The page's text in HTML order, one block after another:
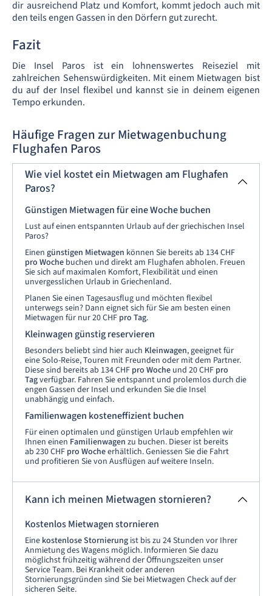
dir ausreichend Platz und Komfort, kommt jedoch auch mit
den teils engen Gassen in den Dörfern gut zurecht.
Fazit
Die Insel Paros ist ein lohnenswertes Reiseziel mit
zahlreichen Sehenswürdigkeiten. Mit einem Mietwagen bist
du auf der Insel flexibel und kannst sie in deinem eigenen
Tempo erkunden.
Häufige Fragen zur Mietwagenbuchung
Flughafen Paros
Wie viel kostet ein Mietwagen am Flughafen
Paros?
Günstigen Mietwagen für eine Woche buchen
Lust auf einen entspannten Urlaub auf der griechischen Insel
Paros?
Einen günstigen Mietwagen können Sie bereits ab 134 CHF
pro Woche buchen und direkt am Flughafen abholen. Freuen
Sie sich auf maximalen Komfort, Flexibilität und einen
unvergesslichen Urlaub in Griechenland.
Planen Sie einen Tagesausflug und möchten flexibel
unterwegs sein? Dann eignet sich für Sie am besten einen
Mietwagen für nur 20 CHF pro Tag.
Kleinwagen günstig reservieren
Besonders beliebt sind hier auch Kleinwagen, geeignet für
eine Solo-Reise, Touren mit Freunden oder mit dem Partner.
Diese sind bereits ab 134 CHF pro Woche und 20 CHF pro
Tagverfügbar. Fahren Sie entspannt und prolemlos durch die
engen Gassen der Insel und erkunden Sie die Insel
unabhängig und einfach.
Familienwagen kosteneffizient buchen
Für einen optimalen und günstigen Urlaub empfehlen wir
Ihnen einen Familienwagen zu buchen. Dieser ist bereits
ab 230 CHF pro Wocheerhältlich. Geniessen Sie die Fahrt
und profitieren Sie von Ausflügen auf weitere Inseln.
Kann ich meinen Mietwagen stornieren?
Kostenlos Mietwagen stornieren
Eine kostenlose Stornierung ist bis zu 24 Stunden vor Ihrer
Anmietung des Wagens möglich. Informieren Sie dazu
möglichst frühzeitig während der Öffnungszeiten unser
Service Team. Bei Krankheit oder anderen
Stornierungsgründen sind Sie bei Mietwagen Check auf der
sicheren Seite.